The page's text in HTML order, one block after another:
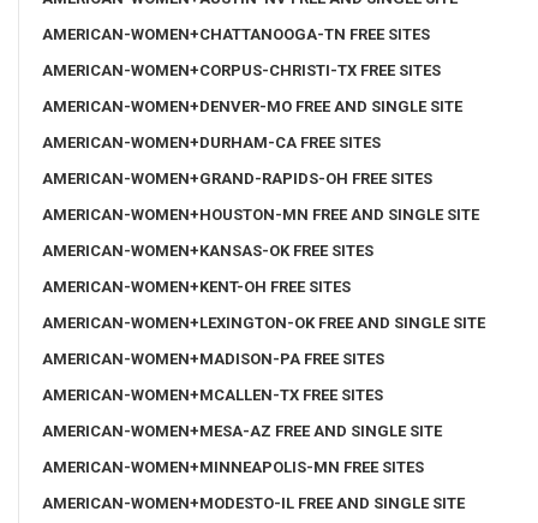
AMERICAN-WOMEN+CHATTANOOGA-TN FREE SITES
AMERICAN-WOMEN+CORPUS-CHRISTI-TX FREE SITES
AMERICAN-WOMEN+DENVER-MO FREE AND SINGLE SITE
AMERICAN-WOMEN+DURHAM-CA FREE SITES
AMERICAN-WOMEN+GRAND-RAPIDS-OH FREE SITES
AMERICAN-WOMEN+HOUSTON-MN FREE AND SINGLE SITE
AMERICAN-WOMEN+KANSAS-OK FREE SITES
AMERICAN-WOMEN+KENT-OH FREE SITES
AMERICAN-WOMEN+LEXINGTON-OK FREE AND SINGLE SITE
AMERICAN-WOMEN+MADISON-PA FREE SITES
AMERICAN-WOMEN+MCALLEN-TX FREE SITES
AMERICAN-WOMEN+MESA-AZ FREE AND SINGLE SITE
AMERICAN-WOMEN+MINNEAPOLIS-MN FREE SITES
AMERICAN-WOMEN+MODESTO-IL FREE AND SINGLE SITE